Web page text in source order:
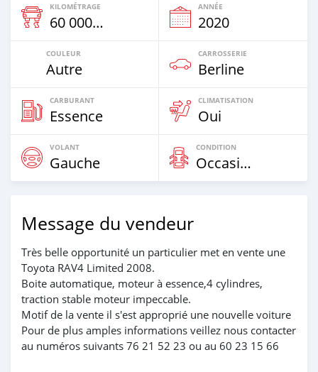
KILOMÉTRAGE
60 000 Km
ANNÉE
2020
COULEUR
Autre
CARROSSERIE
Berline
CARBURANT
Essence
CLIMATISATION
Oui
VOLANT
Gauche
CONDITION
Occasion
Message du vendeur
Très belle opportunité un particulier met en vente une
Toyota RAV4 Limited 2008.
Boite automatique, moteur à essence,4 cylindres,
traction stable moteur impeccable.
Motif de la vente il s'est approprié une nouvelle voiture
Pour de plus amples informations veillez nous contacter
au numéros suivants 76 21 52 23 ou au 60 23 15 66